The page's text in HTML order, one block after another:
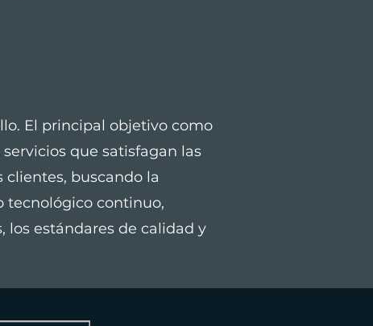
El principal objetivo como
que satisfagan las
clientes, buscando la
tecnológico continuo,
los estándares de calidad y